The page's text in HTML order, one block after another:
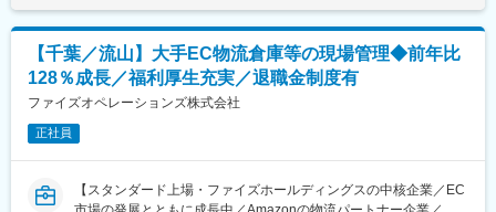
変更の範囲：会社の定める業務
全従業員数は994名、男女比は5：1です。産機事業部で金型設計
を行うセクションには、主任・技士・庶務担当を含め5名が在籍し
ており、20～50代の幅広い年齢層が活躍しております。
ご入社後は前任からの引継ぎの期間を長期的に設けております。
ご経験を積んでいただく期間として、直属の上長や先輩社員から
【千葉／流山】大手EC物流倉庫等の現場管理◆前年比
128％成長／福利厚生充実／退職金制度有
ファイズオペレーションズ株式会社
正社員
【スタンダード上場・ファイズホールディングスの中核企業／EC